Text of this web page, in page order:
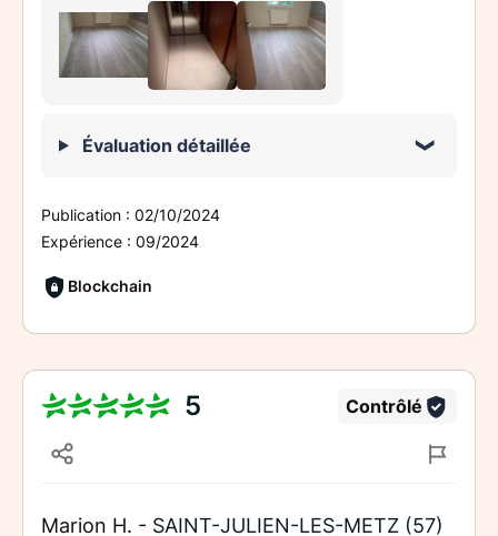
Évaluation détaillée
Publication : 02/10/2024
Expérience : 09/2024
Blockchain
5 Contrôlé
Marion H. - SAINT-JULIEN-LES-METZ (57)